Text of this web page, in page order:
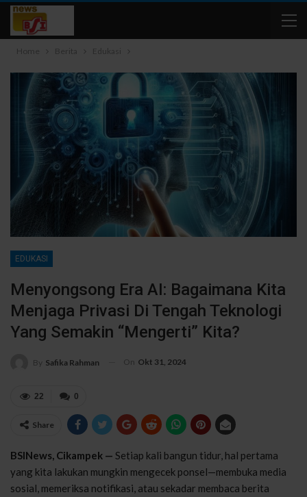
Home Berita Edukasi
EDUKASI
Menyongsong Era AI: Bagaimana Kita
Menjaga Privasi Di Tengah Teknologi
Yang Semakin “Mengerti” Kita?
By Safika Rahman On Okt 31, 2024
0
22
Share
BSINews, Cikampek — Setiap kali bangun tidur, hal pertama
yang kita lakukan mungkin mengecek ponsel—membuka media
sosial, memeriksa notifikasi, atau sekadar membaca berita